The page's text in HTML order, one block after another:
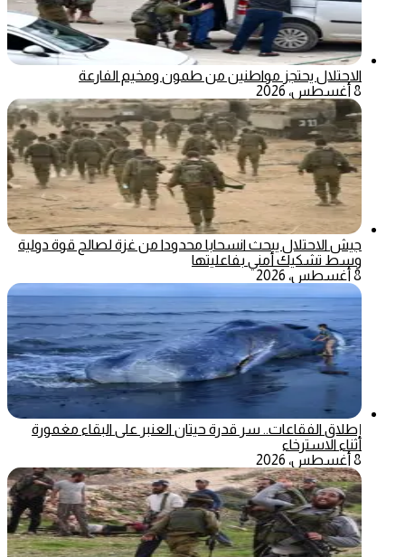
الاحتلال يحتجز مواطنين من طمون ومخيم الفارعة
8 أغسطس، 2026
جيش الاحتلال يبحث انسحابا محدودا من غزة لصالح قوة دولية
وسط تشكيك أمني بفاعليتها
8 أغسطس، 2026
إطلاق الفقاعات.. سر قدرة حيتان العنبر على البقاء مغمورة
أثناء الاسترخاء
8 أغسطس، 2026